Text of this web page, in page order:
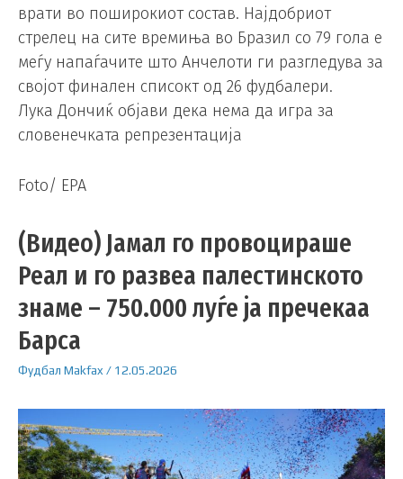
врати во поширокиот состав. Најдобриот
стрелец на сите времиња во Бразил со 79 гола е
меѓу напаѓачите што Анчелоти ги разгледува за
својот финален списокт од 26 фудбалери.
Лука Дончиќ објави дека нема да игра за
словенечката репрезентација
Foto/ EPA
(Видео) Јамал ​​го провоцираше
Реал и го развеа палестинското
знаме – 750.000 луѓе ја пречекаа
Барса
Фудбал Makfax/ 12.05.2026